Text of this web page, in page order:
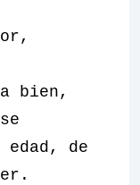
bien,
de